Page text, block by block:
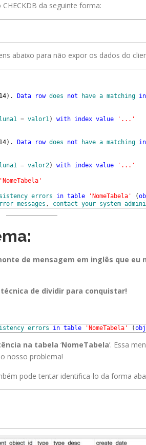
da seguinte forma:
abaixo para não expor os dados do
) . Data row does not have a matching
= valor1) with index value '...'
) . Data row does not have a matching
= valor2) with index value '...'
'NomeTabela'
errors in table 'NomeTabela' (
messages , contact your system
de mensagem em inglês que eu
de dividir para conquistar!
errors in table 'NomeTabela' (
na tabela ‘NomeTabela’. Essa
nosso problema!
pode tentar identifica-lo da forma